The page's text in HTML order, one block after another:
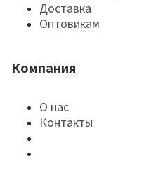
Доставка
Оптовикам
Компания
О нас
Контакты